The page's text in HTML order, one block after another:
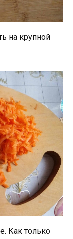
на крупной
Как только